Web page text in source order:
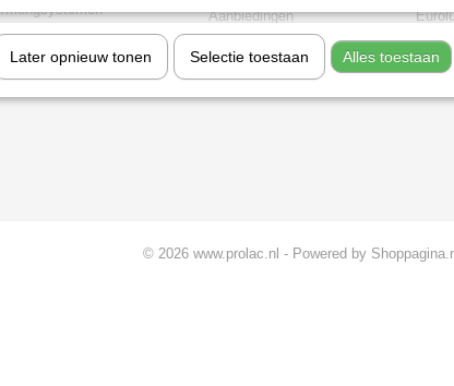
/mengsystemen
mipa
PPG Mengkleuren
Aanbiedingen
Koplamp Reparatie
© 2026 www.prolac.nl - Powered by
Later opnieuw tonen Selectie toestaan Alles toestaan